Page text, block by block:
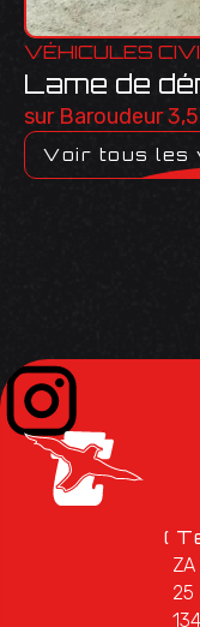
VÉHICULES
Lame de
sur Baroudeur
Voir tous les
(
25